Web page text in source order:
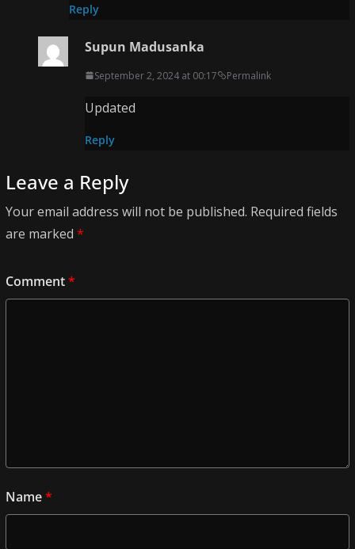
Reply
Supun Madusanka
September 2, 2024 at 00:17 Permalink
Updated
Reply
Leave a Reply
Your email address will not be published. Required fields
are marked *
Comment*
Name*